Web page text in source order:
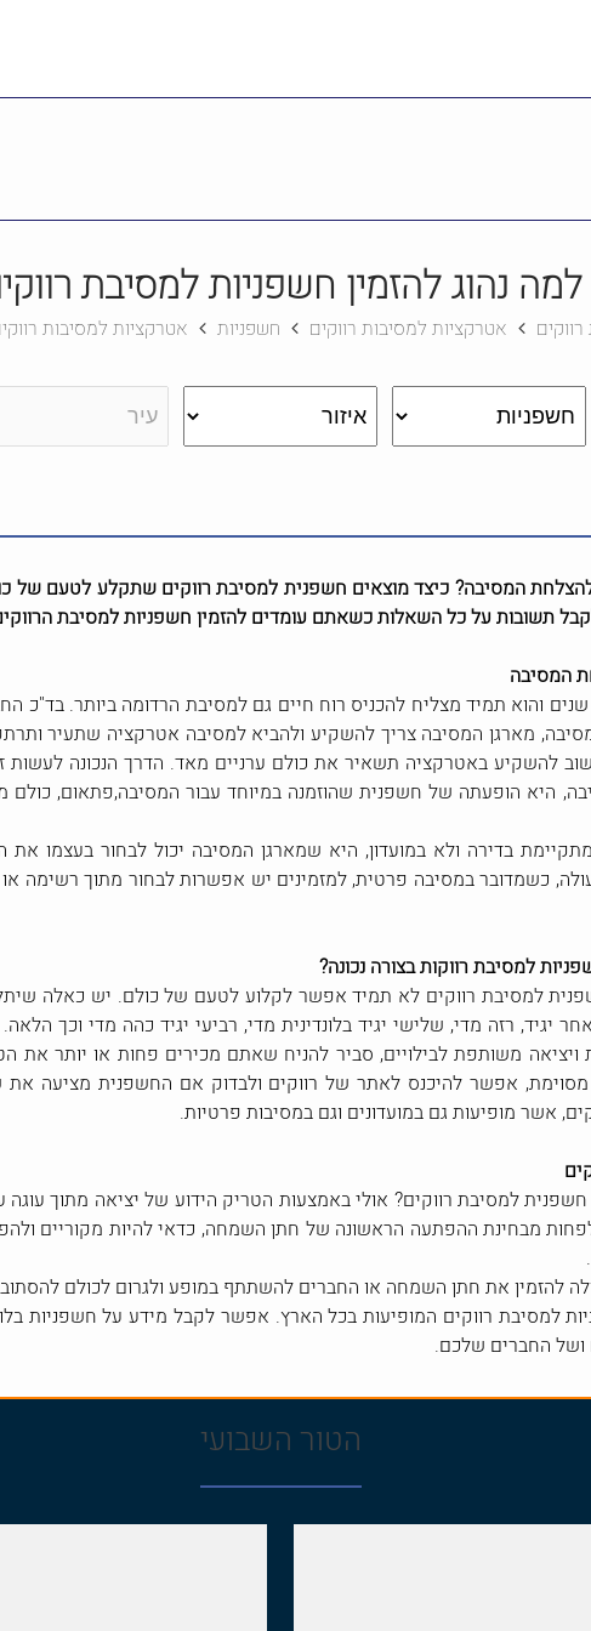
למה נהוג להזמין חשפניות למסיבת
אטרקציות למסיבות רווקים חשפניות אטרקציות למסיבות
להצלחת המסיבה? כיצד מוצאים חשפנית למסיבת רווקים שתקלע לטעם של
תשובות על כל השאלות כשאתם עומדים להזמין חשפניות למסיבת
המסיבה
והוא תמיד מצליח להכניס רוח חיים גם למסיבת הרדומה ביותר. בד"כ
מארגן המסיבה צריך להשקיע ולהביא למסיבה אטרקציה שתעיר
להשקיע באטרקציה תשאיר את כולם ערניים מאד. הדרך הנכונה
היא הופעתה של חשפנית שהוזמנה במיוחד עבור המסיבה,פתאום,
בדירה ולא במועדון, היא שמארגן המסיבה יכול לבחור בעצמו את
כשמדובר במסיבה פרטית, למזמינים יש אפשרות לבחור מתוך רשימה
למסיבת רווקות בצורה נכונה?
למסיבת רווקים לא תמיד אפשר לקלוע לטעם של כולם. יש כאלה
יגיד, רזה מדי, שלישי יגיד בלונדינית מדי, רביעי יגיד כהה מדי וכך
משותפת לבילויים, סביר להניח שאתם מכירים פחות או יותר
אפשר להיכנס לאתר של רווקים ולבדוק אם החשפנית מציעה את
אשר מופיעות גם במועדונים וגם במסיבות פרטיות.
למסיבת רווקים? אולי באמצעות הטריק הידוע של יציאה מתוך
מבחינת ההפתעה הראשונה של חתן השמחה, כדאי להיות מקוריים
להזמין את חתן השמחה או החברים להשתתף במופע ולגרום לכולם
רווקים המופיעות בכל הארץ. אפשר לקבל מידע על חשפניות
ושל החברים שלכם.
הטור השבועי